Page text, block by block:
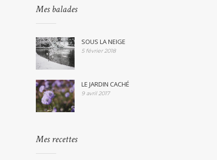
Mes balades
SOUS LA NEIGE
5 février 2018
LE JARDIN CACHÉ
9 avril 2017
Mes recettes